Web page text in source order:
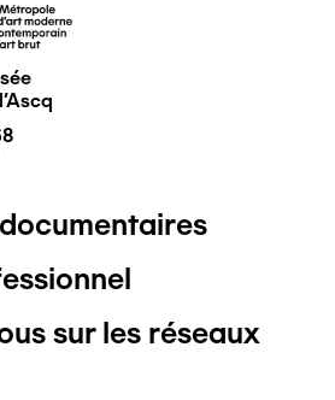
sur les réseaux